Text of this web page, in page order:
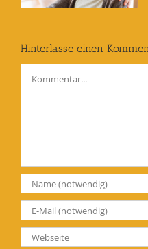
Hinterlasse einen
Kommentar